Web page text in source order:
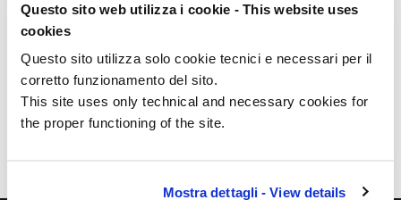
Questo sito web utilizza i cookie - This website uses
cookies
Questo sito utilizza solo cookie tecnici e necessari per il
corretto funzionamento del sito.
This site uses only technical and necessary cookies for
the proper functioning of the site.
Mostra dettagli - View details
articolo. Modificalo o eliminalo, e inizia a creare
Pubblicato
20 Dicembre 2017